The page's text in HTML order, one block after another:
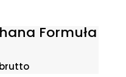
Formuła